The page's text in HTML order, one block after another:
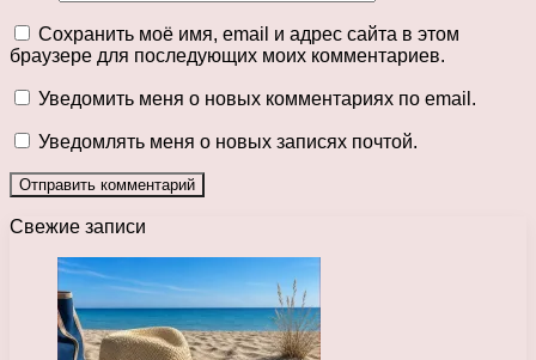
Сохранить моё имя, email и адрес сайта в этом
браузере для последующих моих комментариев.
Уведомить меня о новых комментариях по email.
Уведомлять меня о новых записях почтой.
Свежие записи